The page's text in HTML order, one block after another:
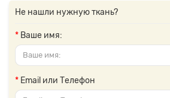
Не нашли нужную ткань?
Ваше имя:
Email или Телефон